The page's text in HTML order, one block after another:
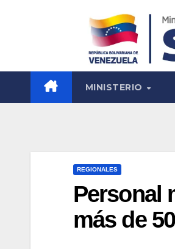
MINISTERIO
REGIONALES
Personal
más de